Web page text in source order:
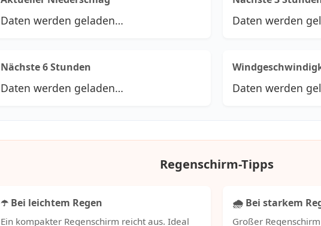
Daten werden geladen… Daten werden
Nächste 6 Stunden
Daten werden geladen… Daten werden
Regenschirm-Tipps
☂️ Bei leichtem Regen
Ein kompakter Regenschirm reicht aus. Ideal
🌧️ Bei starkem
Großer